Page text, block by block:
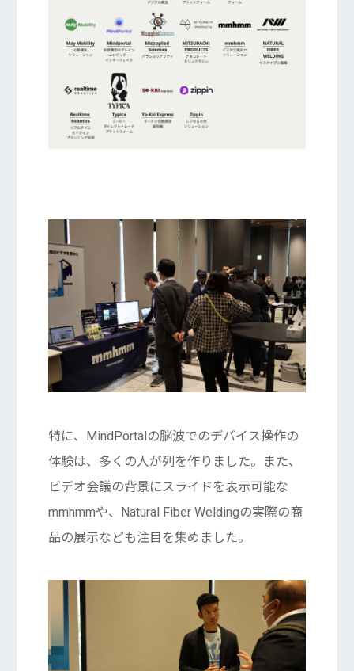
特に、MindPortalの脳波でのデバイス操作の
体験は、多くの人が列を作りました。また、
ビデオ会議の背景にスライドを表示可能な
mmhmmや、Natural Fiber Weldingの実際の商
品の展示なども注目を集めました。